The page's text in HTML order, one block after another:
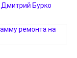
Дмитрий Бурко